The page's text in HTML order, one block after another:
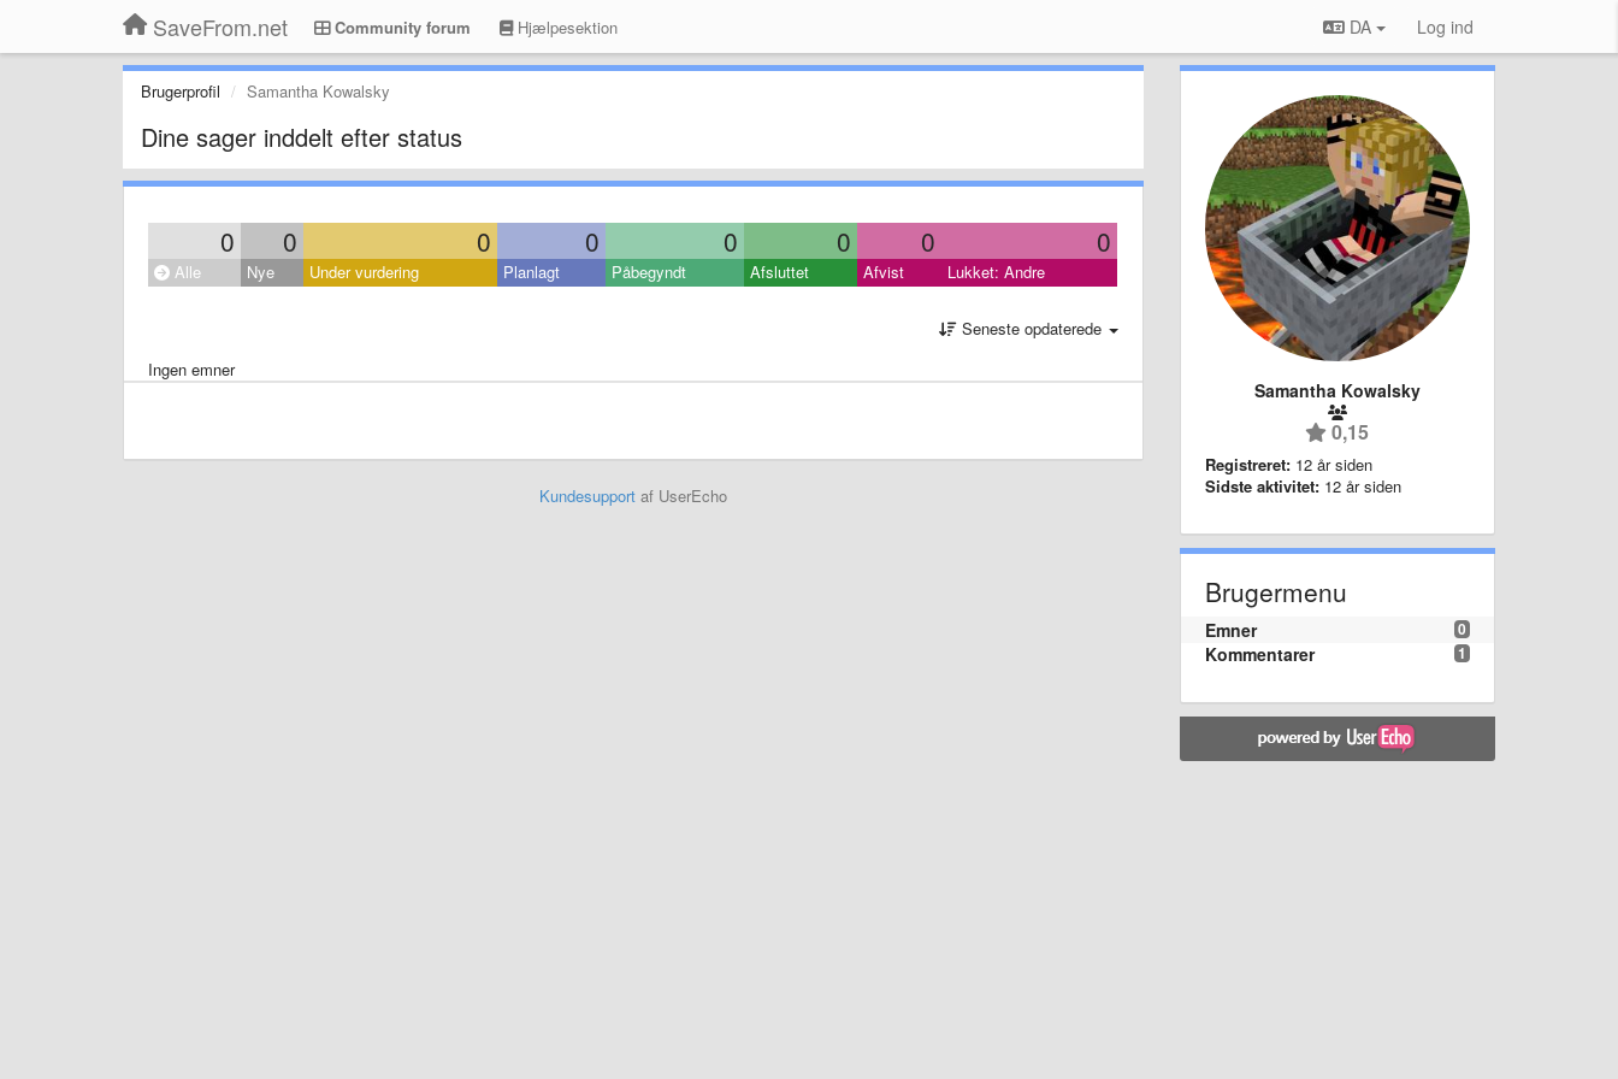
SaveFrom.net Community forum Hjælpesektion DA Log ind
Brugerprofil Samantha Kowalsky
Dine sager inddelt efter status
0 0 0 0 0 0 0 0
Alle Nye Under vurdering Planlagt Påbegyndt Afsluttet Afvist Lukket: Andre
Seneste opdaterede
Ingen emner
Kundesupportaf UserEcho
Samantha Kowalsky
0,15
Registreret: 12 år siden
Sidste aktivitet: 12 år siden
Brugermenu
0
Emner
1
Kommentarer